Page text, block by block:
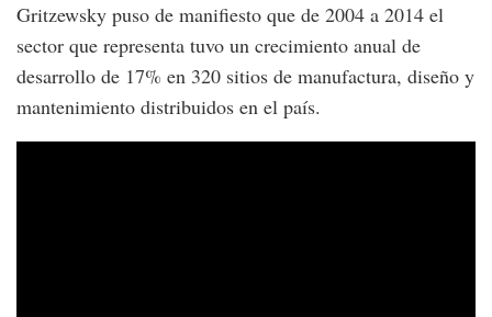
Gritzewsky puso de manifiesto que de 2004 a 2014 el
sector que representa tuvo un crecimiento anual de
desarrollo de 17% en 320 sitios de manufactura, diseño y
mantenimiento distribuidos en el país.